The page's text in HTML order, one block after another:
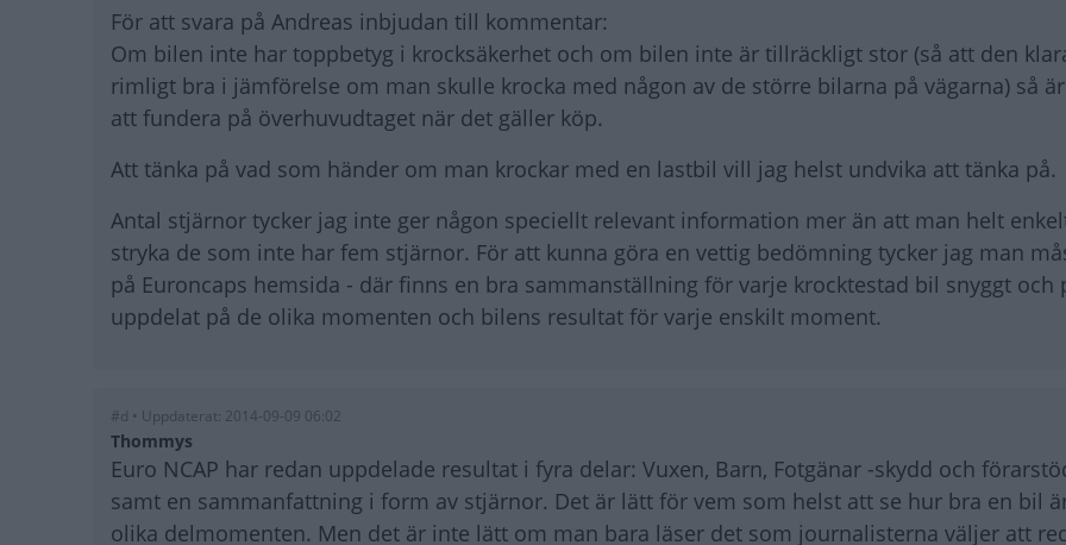
För att svara på Andreas inbjudan till kommentar:
Om bilen inte har toppbetyg i krocksäkerhet och om bilen inte är tillräckligt stor (så att den
rimligt bra i jämförelse om man skulle krocka med någon av de större bilarna på vägarna) så
att fundera på överhuvudtaget när det gäller köp.
Att tänka på vad som händer om man krockar med en lastbil vill jag helst undvika att tänka på.
Antal stjärnor tycker jag inte ger någon speciellt relevant information mer än att man helt
stryka de som inte har fem stjärnor. För att kunna göra en vettig bedömning tycker jag man
på Euroncaps hemsida - där finns en bra sammanställning för varje krocktestad bil snyggt och
uppdelat på de olika momenten och bilens resultat för varje enskilt moment.
#d • Uppdaterat: 2014-09-09 06:02
Thommys
Euro NCAP har redan uppdelade resultat i fyra delar: Vuxen, Barn, Fotgänar -skydd och
samt en sammanfattning i form av stjärnor. Det är lätt för vem som helst att se hur bra en bil
olika delmomenten. Men det är inte lätt om man bara läser det som journalisterna väljer att